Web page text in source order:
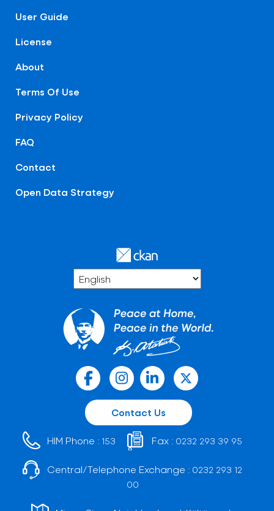
User Guide
License
About
Terms Of Use
Privacy Policy
FAQ
Contact
Open Data Strategy
Contact Us
HIM Phone : 153 Fax : 0232 293 39 95
Central/Telephone Exchange : 0232 293 12
00